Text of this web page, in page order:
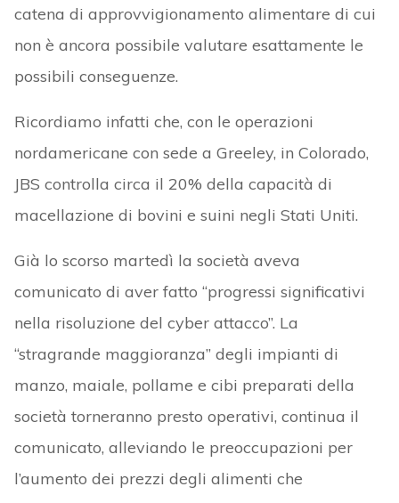
catena di approvvigionamento alimentare di cui
non è ancora possibile valutare esattamente le
possibili conseguenze.
Ricordiamo infatti che, con le operazioni
nordamericane con sede a Greeley, in Colorado,
JBS controlla circa il 20% della capacità di
macellazione di bovini e suini negli Stati Uniti.
Già lo scorso martedì la società aveva
comunicato di aver fatto “progressi significativi
nella risoluzione del cyber attacco”. La
“stragrande maggioranza” degli impianti di
manzo, maiale, pollame e cibi preparati della
società torneranno presto operativi, continua il
comunicato, alleviando le preoccupazioni per
l’aumento dei prezzi degli alimenti che